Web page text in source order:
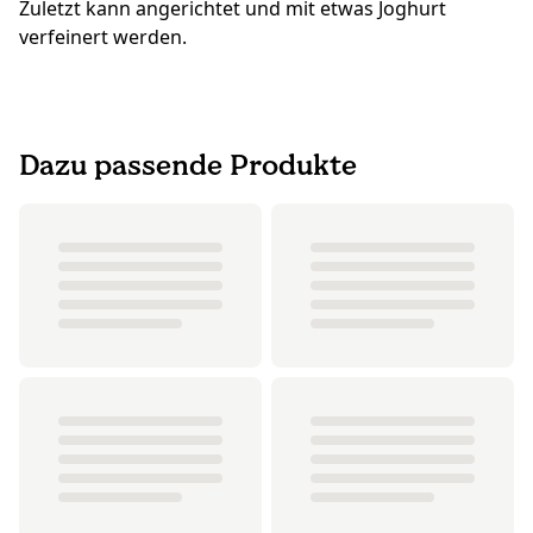
Zuletzt kann angerichtet und mit etwas Joghurt
verfeinert werden.
Dazu passende Produkte